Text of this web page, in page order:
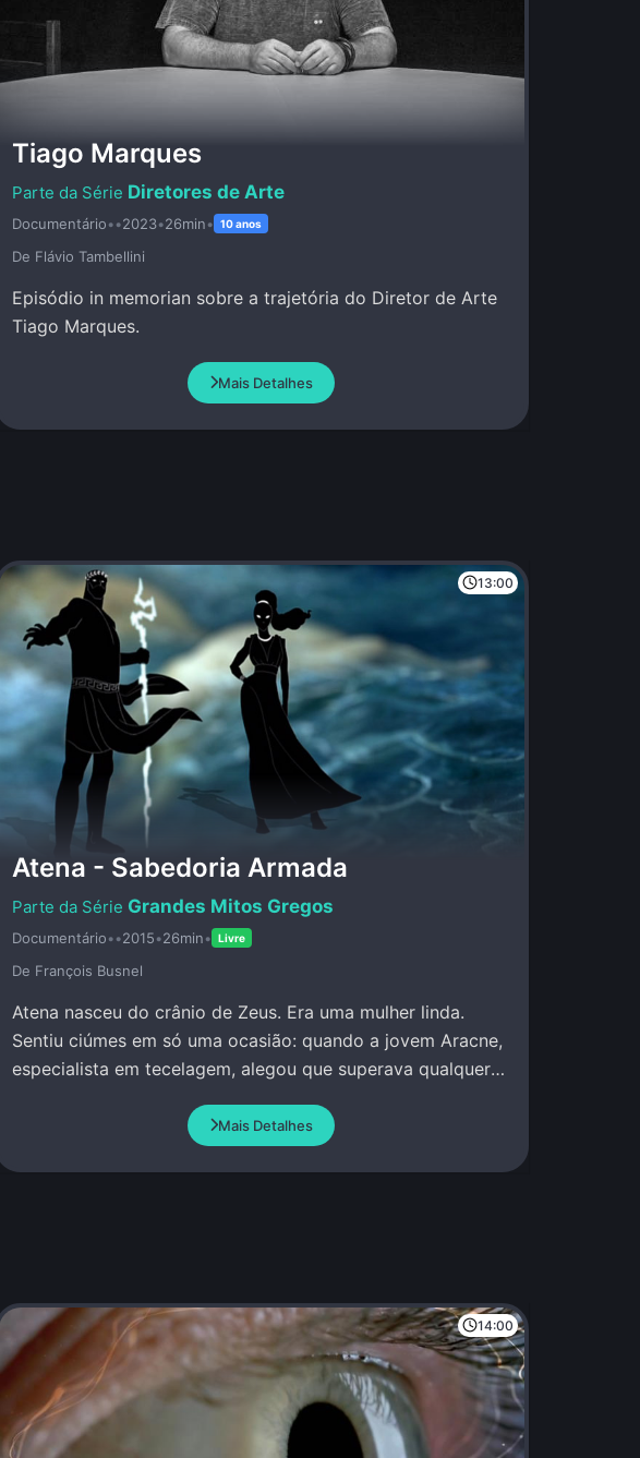
Tiago Marques
Diretores de Arte
Documentário••2023•26min• 10 anos
De Flávio Tambellini
Episódio in memorian sobre a trajetória do Diretor de Arte
Tiago Marques.
Mais Detalhes
13:00
Atena - Sabedoria Armada
Grandes Mitos Gregos
Documentário••2015•26min• Livre
De François Busnel
Atena nasceu do crânio de Zeus. Era uma mulher linda.
Sentiu ciúmes em só uma ocasião: quando a jovem Aracne,
especialista em tecelagem, alegou que superava qualquer
Mais Detalhes
14:00